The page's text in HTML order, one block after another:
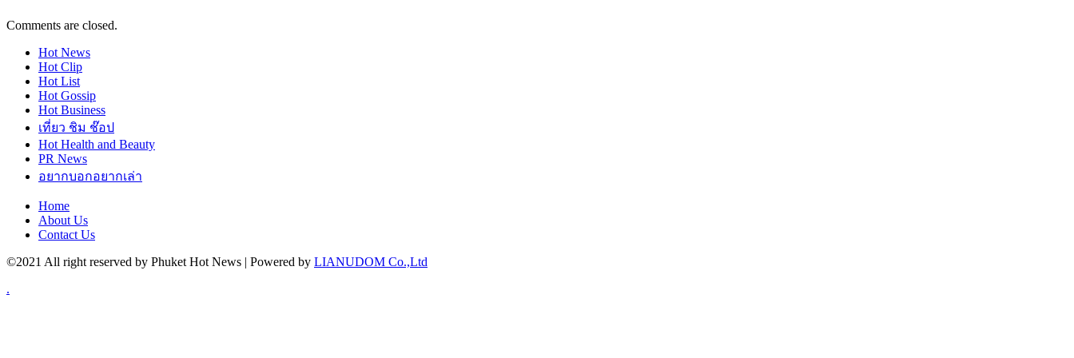
Comments are closed.
Hot News
Hot Clip
Hot List
Hot Gossip
Hot Business
เที่ยว ชิม ช๊อป
Hot Health and Beauty
PR News
อยากบอกอยากเล่า
Home
About Us
Contact Us
©2021 All right reserved by Phuket Hot News | Powered by LIANUDOM Co.,Ltd
.